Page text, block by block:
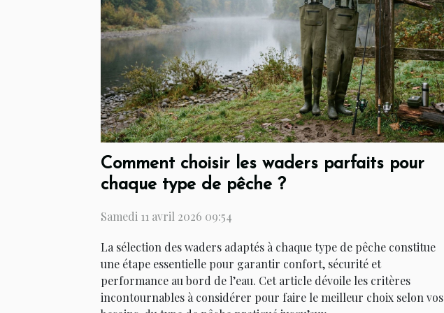
Comment choisir les waders parfaits pour
chaque type de pêche ?
Samedi 11 avril 2026 09:54
La sélection des waders adaptés à chaque type de pêche constitue
une étape essentielle pour garantir confort, sécurité et
performance au bord de l’eau. Cet article dévoile les critères
incontournables à considérer pour faire le meilleur choix selon vos